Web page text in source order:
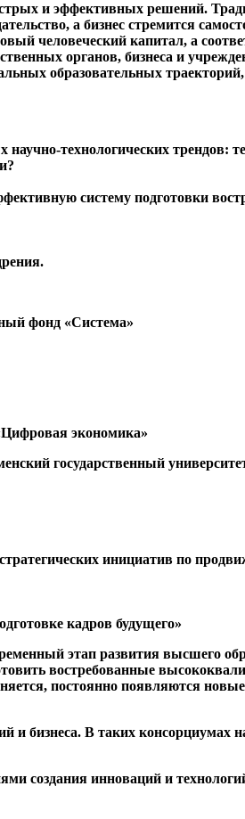
и эффективных решений.
а бизнес стремится
человеческий капитал, а
органов, бизнеса и
образовательных
технологических трендов:
систему подготовки
фонд «Система»
экономика»
государственный
инициатив по
кадров будущего»
этап развития высшего
востребованные
постоянно появляются
и бизнеса. В таких
создания инноваций и